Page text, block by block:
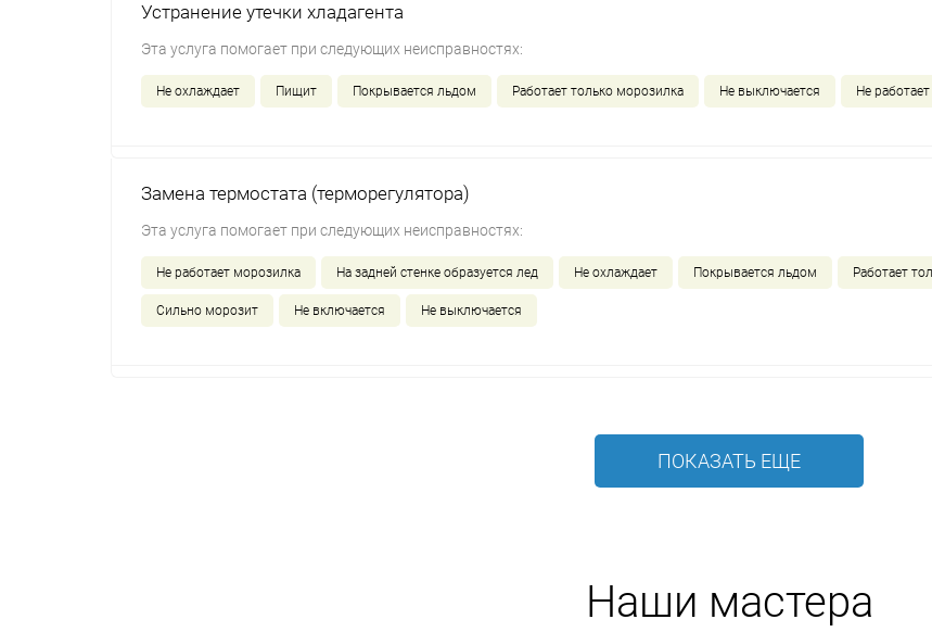
Устранение утечки хладагента
Эта услуга помогает при следующих неисправностях:
Не охлаждает Пищит Покрывается льдом Работает только морозилка Не выключается Не
Замена термостата (терморегулятора)
Эта услуга помогает при следующих неисправностях:
Не работает морозилка На задней стенке образуется лед Не охлаждает Покрывается льдом Работает
Сильно морозит Не включается Не выключается
ПОКАЗАТЬ ЕЩЕ
Наши мастера